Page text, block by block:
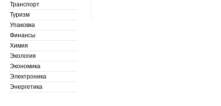
Транспорт
Туризм
Упаковка
Финансы
Химия
Экология
Экономика
Электроника
Энергетика